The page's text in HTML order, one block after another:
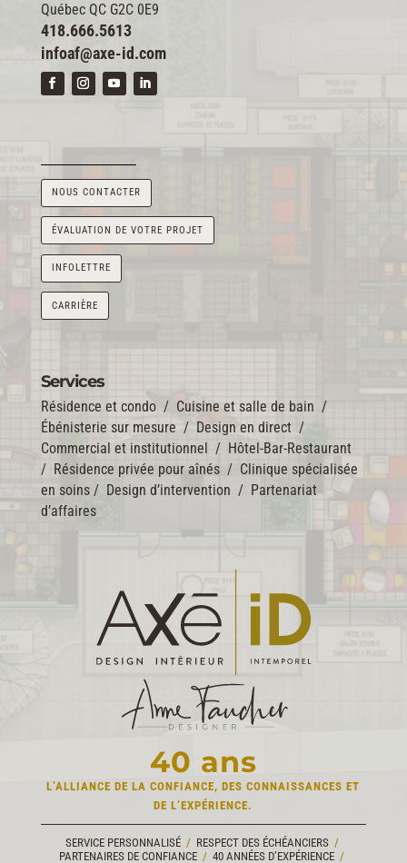
Québec QC G2C 0E9
418.666.5613
infoaf@axe-id.com
NOUS CONTACTER
ÉVALUATION DE VOTRE PROJET
INFOLETTRE
CARRIÈRE
Services
Résidence et condo/ Cuisine et salle de bain /
Ébénisterie sur mesure / Design en direct/
Commercial et institutionnel
/ Hôtel-Bar-Restaurant
/ Résidence privée pour aînés/ Clinique spécialisée
en soins/ Design d’intervention / Partenariat
d’affaires
40 ans
L’ALLIANCE DE LA CONFIANCE,DES CONNAISSANCESET
DE L’EXPÉRIENCE.
SERVICE PERSONNALISÉ /RESPECT DES ÉCHÉANCIERS /
PARTENAIRES DE CONFIANCE/ 40 ANNÉES D’EXPÉRIENCE/